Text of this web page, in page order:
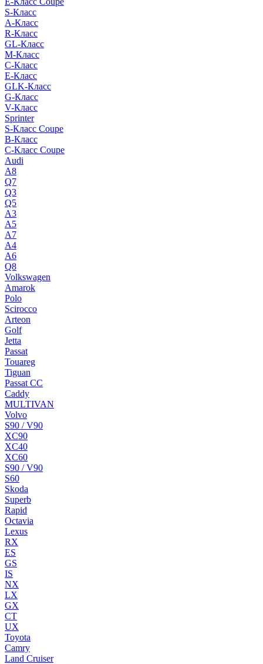
S-Класс
A-Класс
R-Класс
GL-Класс
M-Класс
C-Класс
E-Класс
GLK-Класс
G-Класс
V-Класс
Sprinter
S-Класс Сoupe
B-Класс
C-Класс Coupe
Audi
A8
Q7
Q3
Q5
A3
A5
A7
A4
A6
Q8
Volkswagen
Amarok
Polo
Scirocco
Arteon
Golf
Jetta
Passat
Touareg
Tiguan
Passat CC
Caddy
MULTIVAN
Volvo
S90 / V90
XC90
XC40
XC60
S90 / V90
S60
Skoda
Superb
Rapid
Octavia
Lexus
RX
ES
GS
IS
NX
LX
GX
CT
UX
Toyota
Camry
Land Cruiser